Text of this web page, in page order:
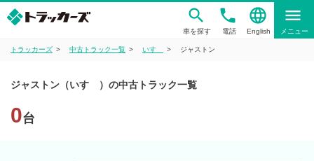
車を探す
phone
電話
language
English
menu
メニュー
トラッカーズ 中古トラック一覧 いすゞ ジャストン
ジャストン（いすゞ）の中古トラック一覧
0台